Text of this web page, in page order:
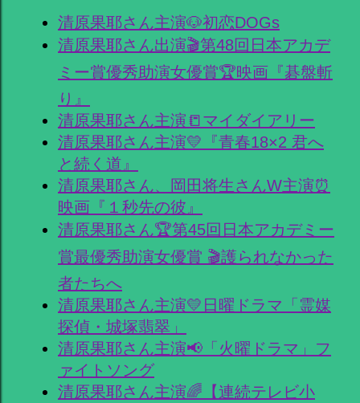
清原果耶さん主演🐶初恋DOGs
清原果耶さん出演🎬第48回日本アカデ
ミー賞優秀助演女優賞🏆映画『碁盤斬
り』
清原果耶さん主演📒マイダイアリー
清原果耶さん主演💛『青春18×2 君へ
と続く道』
清原果耶さん、岡田将生さんW主演⏰
映画『１秒先の彼』
清原果耶さん🏆第45回日本アカデミー
賞最優秀助演女優賞 🎬護られなかった
者たちへ
清原果耶さん主演💛日曜ドラマ「霊媒
探偵・城塚翡翠」
清原果耶さん主演📢「火曜ドラマ」フ
ァイトソング
清原果耶さん主演🌈【連続テレビ小